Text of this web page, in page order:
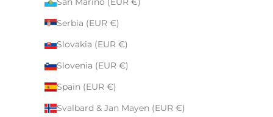
Serbia (EUR €)
Slovakia (EUR €)
Slovenia (EUR €)
Spain (EUR €)
Svalbard & Jan Mayen (EUR €)